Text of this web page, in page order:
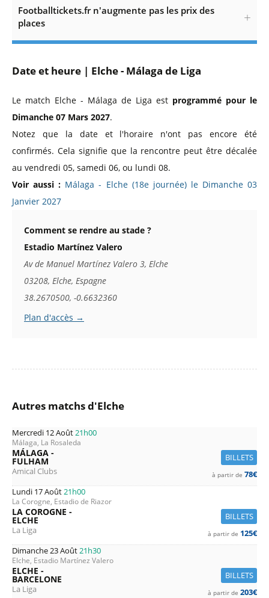
Footballtickets.fr n'augmente pas les prix des
places
Date et heure | Elche - Málaga de Liga
Le match Elche - Málaga de Liga est programmé pour le
Dimanche 07 Mars 2027.
Notez que la date et l'horaire n'ont pas encore été
confirmés. Cela signifie que la rencontre peut être décalée
au vendredi 05, samedi 06, ou lundi 08.
Voir aussi : Málaga - Elche (18e journée) le Dimanche 03
Janvier 2027
Comment se rendre au stade ?
Estadio Martínez Valero
Av de Manuel Martínez Valero 3, Elche
03208, Elche, Espagne
38.2670500, -0.6632360
Plan d'accès →
Autres matchs d'Elche
Mercredi 12 Août21h00
Málaga, La Rosaleda
BILLETS
MÁLAGA -
FULHAM
Amical Clubs à partir de 78€
Lundi 17 Août21h00
La Corogne, Estadio de Riazor
BILLETS
LA COROGNE -
ELCHE
La Liga à partir de 125€
Dimanche 23 Août21h30
Elche, Estadio Martínez Valero
BILLETS
ELCHE -
BARCELONE
La Liga à partir de 203€